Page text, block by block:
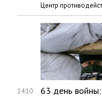
Центр
14:10 63 день